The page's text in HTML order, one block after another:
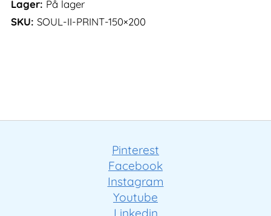
Lager: På lager
SKU: SOUL-II-PRINT-150×200
Pinterest
Facebook
Instagram
Youtube
Linkedin